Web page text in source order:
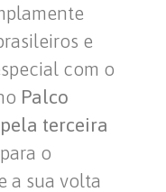
e
com o
Palco
terceira
o
a sua volta